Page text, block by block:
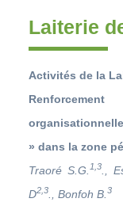
Laiterie
Activités de la
R
» dans la zone
Traoré S.G. 1,3 .,
D2,3 ., Bonfoh B. 3